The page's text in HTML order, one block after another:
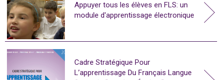
Appuyer tous les élèves en FLS: un
module d'apprentissage électronique
Cadre Stratégique Pour
L’apprentissage Du Français Langue